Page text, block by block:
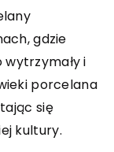
gdzie
i
porcelana
się
kultury.